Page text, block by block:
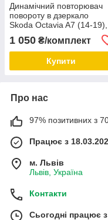
Динамічний повторювач
повороту в дзеркало
Skoda Octavia A7 (14-19),
покажчик повороту
1 050 ₴/комплект
Купити
Про нас
97% позитивних з
Працює з
м. Львів
Львів, Україна
Контакти
Сьогодні працює